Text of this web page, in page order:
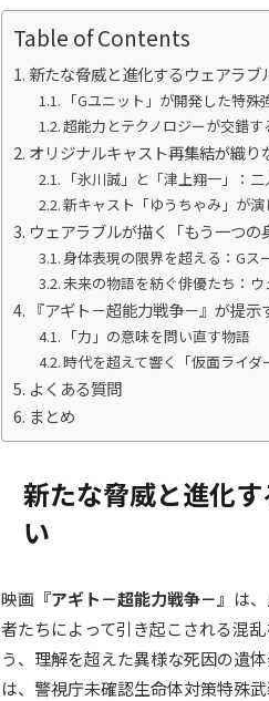
Table of Contents
新たな脅威と進化するウェアラブ
「Gユニット」が開発した特
超能力とテクノロジーが交錯す
オリジナルキャスト再集結が織り
「氷川誠」と「津上翔一」：
新キャスト「ゆうちゃみ」が演
ウェアラブルが描く「もう一つ
身体表現の限界を超える：Gス
未来の物語を紡ぐ俳優たち：
『アギト－超能力戦争－』が提
「力」の意味を問い直す物語
時代を超えて響く「仮面ライダ
よくある質問
まとめ
新たな脅威と進化
い
映画 『アギト－超能力戦争－』 は
者たちによって引き起こされる混
う、理解を超えた異様な死因の遺
は、警視庁未確認生命体対策特殊